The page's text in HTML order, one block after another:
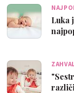
Luka